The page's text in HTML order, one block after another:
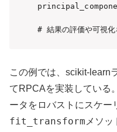
# 結果の評価や可視化
この例では、scikit-learn
てRPCAを実装している。
ータをロバストにスケー
fit_transform メソ